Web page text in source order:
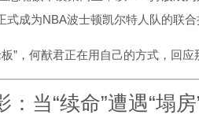
成为NBA波士顿凯尔特人队的联合
板”，何猷君正在用自己的方式，回
当“续命”遭遇“塌房